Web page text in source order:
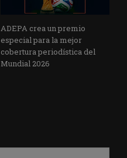
ADEPA crea un premio
especial para la mejor
cobertura periodística del
Mundial 2026